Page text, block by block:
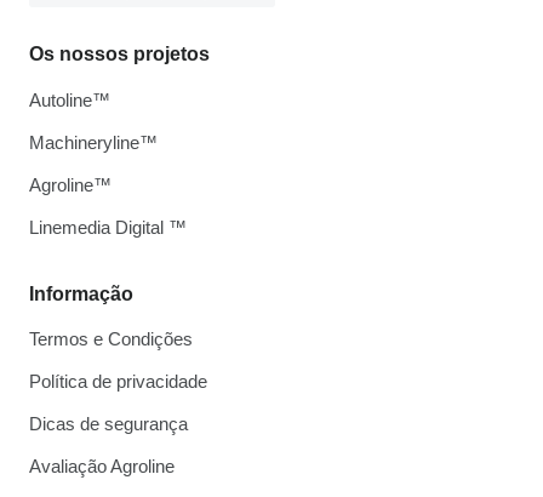
Informação
Termos e Condições
Política de privacidade
Dicas de segurança
Avaliação Agroline
Os nossos projetos
Autoline™
Machineryline™
Agroline™
Linemedia Digital ™